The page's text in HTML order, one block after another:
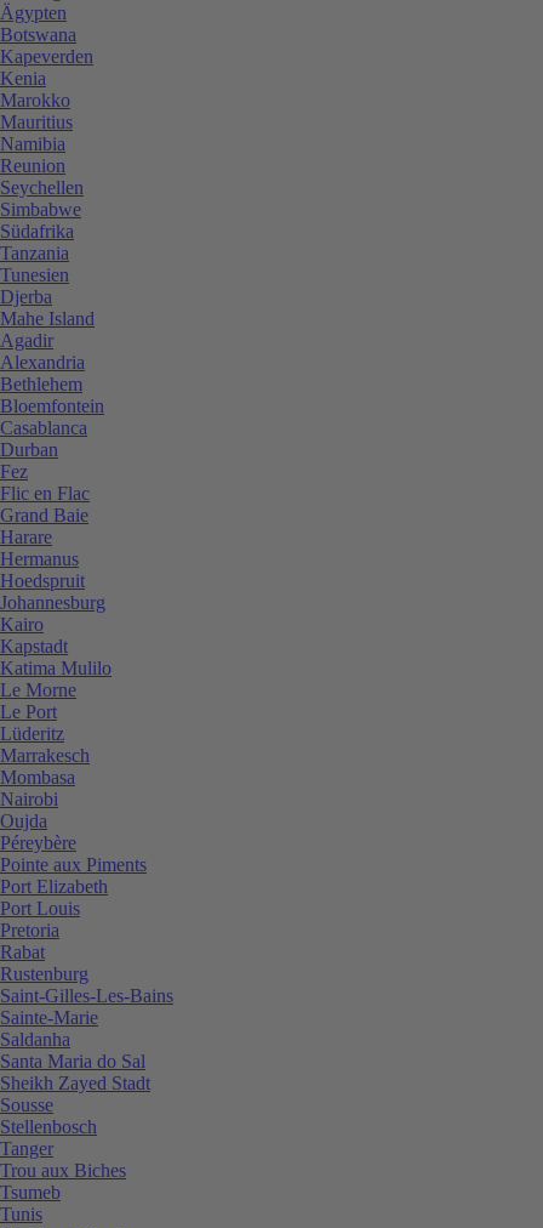
Ägypten
Botswana
Kapeverden
Kenia
Marokko
Mauritius
Namibia
Reunion
Seychellen
Simbabwe
Südafrika
Tanzania
Tunesien
Djerba
Mahe Island
Agadir
Alexandria
Bethlehem
Bloemfontein
Casablanca
Durban
Fez
Flic en Flac
Grand Baie
Harare
Hermanus
Hoedspruit
Johannesburg
Kairo
Kapstadt
Katima Mulilo
Le Morne
Le Port
Lüderitz
Marrakesch
Mombasa
Nairobi
Oujda
Péreybère
Pointe aux Piments
Port Elizabeth
Port Louis
Pretoria
Rabat
Rustenburg
Saint-Gilles-Les-Bains
Sainte-Marie
Saldanha
Santa Maria do Sal
Sheikh Zayed Stadt
Sousse
Stellenbosch
Tanger
Trou aux Biches
Tsumeb
Tunis